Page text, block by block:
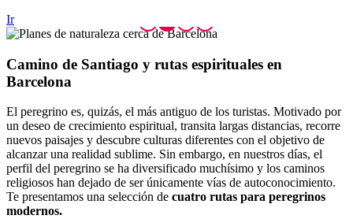
Ir
Camino de Santiago y rutas espirituales en
Barcelona
El peregrino es, quizás, el más antiguo de los turistas. Motivado por
un deseo de crecimiento espiritual, transita largas distancias, recorre
nuevos paisajes y descubre culturas diferentes con el objetivo de
alcanzar una realidad sublime. Sin embargo, en nuestros días, el
perfil del peregrino se ha diversificado muchísimo y los caminos
religiosos han dejado de ser únicamente vías de autoconocimiento.
Te presentamos una selección de cuatro rutas para peregrinos
modernos.